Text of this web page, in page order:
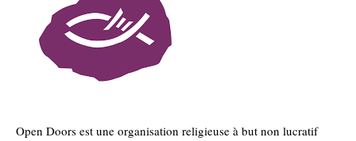
Open Doors est une organisation religieuse à but non lucratif